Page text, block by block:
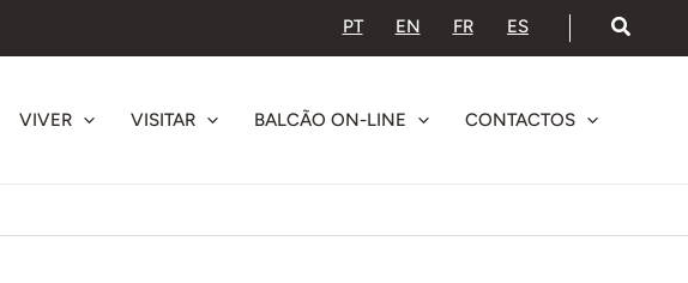
PT EN FR ES
VIVER VISITAR BALCÃO ON-LINE CONTACTOS